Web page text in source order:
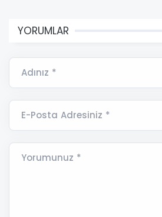
YORUMLAR
Adınız *
E-Posta Adresiniz *
Yorumunuz *